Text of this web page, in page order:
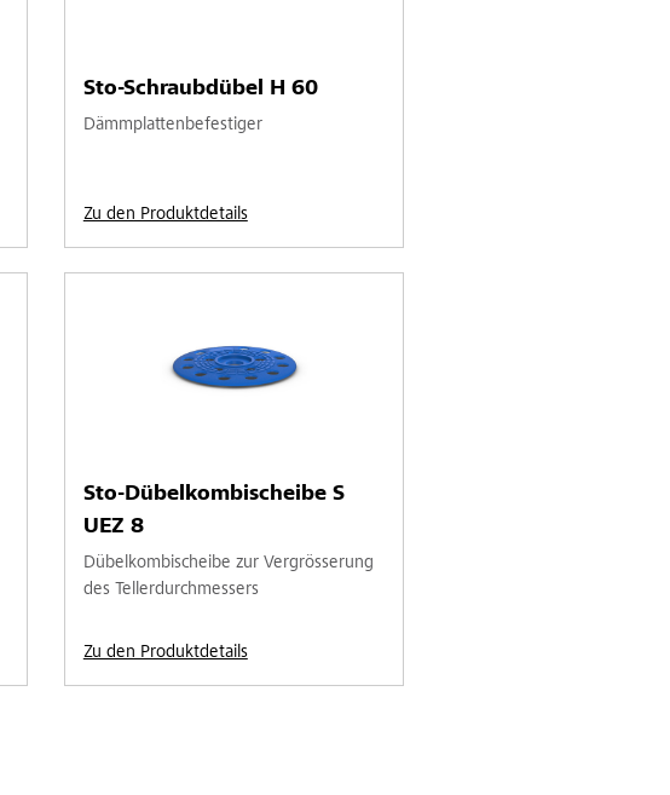
Sto-Schraubdübel H 60
Dämmplattenbefestiger
Zu den Produktdetails
Sto-Dübelkombischeibe S
UEZ 8
Dübelkombischeibe zur Vergrösserung
des Tellerdurchmessers
Zu den Produktdetails